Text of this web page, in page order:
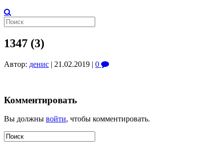
1347 (3)
Автор: денис | 21.02.2019 | 0
Комментировать
Вы должны войти, чтобы комментировать.